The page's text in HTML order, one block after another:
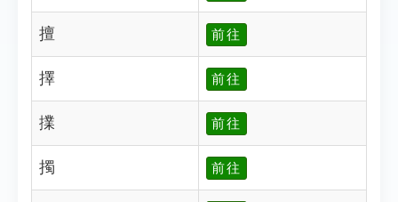
擅 前往
擇 前往
擈 前往
擉 前往